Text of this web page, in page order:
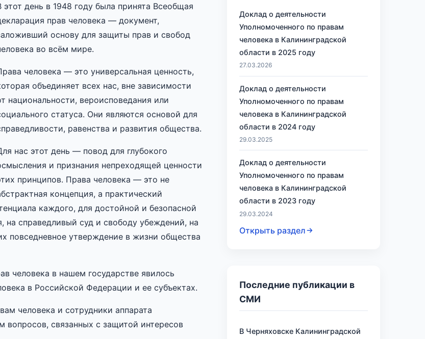
этот день в 1948 году была принята Всеобщая
прав человека — документ,
основу для защиты прав и свобод
во всём мире.
человека — это универсальная ценность,
объединяет всех нас, вне зависимости
национальности, вероисповедания или
статуса. Они являются основой для
равенства и развития общества.
нас этот день — повод для глубокого
и признания непреходящей ценности
принципов. Права человека — это не
концепция, а практический
каждого, для достойной и безопасной
на справедливый суд и свободу убеждений, на
повседневное утверждение в жизни общества
человека в нашем государстве явилось
в Российской Федерации и ее субъектах.
человека и сотрудники аппарата
связанных с защитой интересов
Доклад о деятельности
Уполномоченного по правам
человека в Калининградской
области в 2025 году
27.03.2026
Доклад о деятельности
Уполномоченного по правам
человека в Калининградской
области в 2024 году
29.03.2025
Доклад о деятельности
Уполномоченного по правам
человека в Калининградской
области в 2023 году
29.03.2024
Открыть раздел
Последние публикации в
СМИ
В Черняховске Калининградской